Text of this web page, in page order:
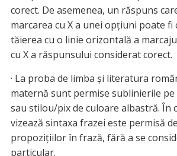
corect. De asemenea, un răspuns
marcarea cu X a unei opţiuni poate
tăierea cu o linie orizontală a
cu X a răspunsului considerat corect.
· La proba de limba şi literatura
maternă sunt permise sublinierile pe
sau stilou/pix de culoare albastră. În
vizează sintaxa frazei este permisă
propoziţiilor în frază, fără a se
particular.